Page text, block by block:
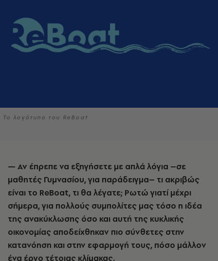
Το λογότυπο του ReBoat
— Αν έπρεπε να εξηγήσετε με απλά λόγια –σε
μαθητές Γυμνασίου, για παράδειγμα– τι ακριβώς
είναι το ReBoat, τι θα λέγατε; Ρωτώ γιατί μέχρι
σήμερα, για πολλούς συμπολίτες μας τόσο η ιδέα
της ανακύκλωσης όσο και αυτή της κυκλικής
οικονομίας αποδείχθηκαν πιο σύνθετες στην
κατανόηση και στην εφαρμογή τους, πόσο μάλλον
ένα έργο τέτοιας κλίμακας.